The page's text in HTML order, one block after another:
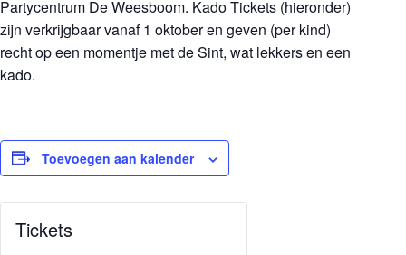
Partycentrum De Weesboom. Kado Tickets (hieronder)
zijn verkrijgbaar vanaf 1 oktober en geven (per kind)
recht op een momentje met de Sint, wat lekkers en een
kado.
Toevoegen aan kalender
Tickets